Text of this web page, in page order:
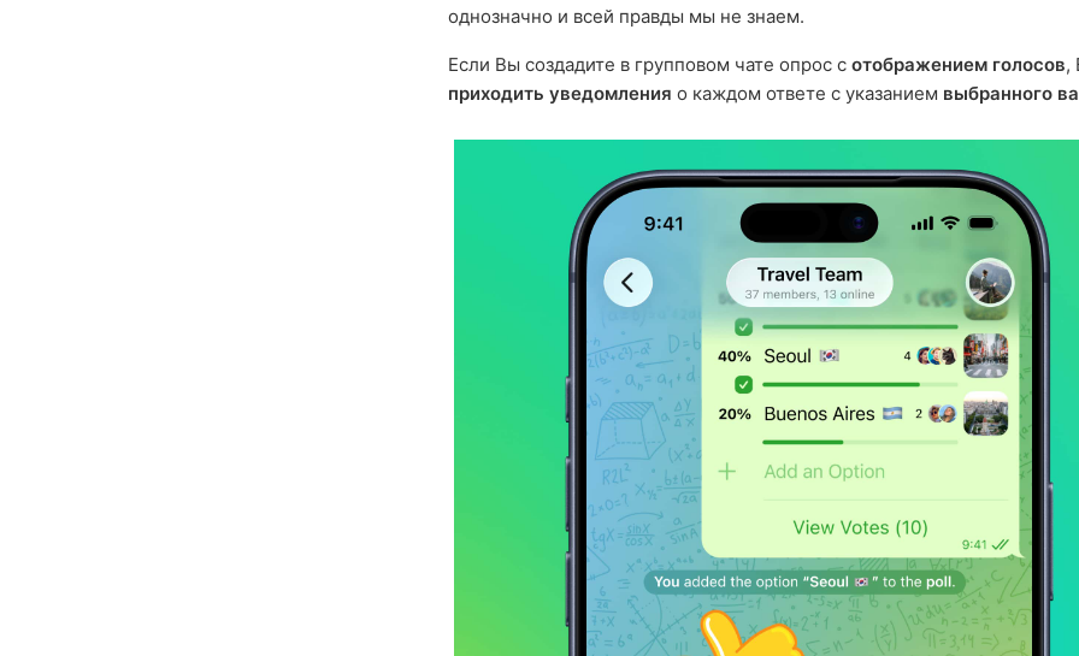
однозначно и всей правды мы не знаем.
Если Вы создадите в групповом чате опрос с отображением голосов,
приходить уведомления о каждом ответе с указанием выбранного